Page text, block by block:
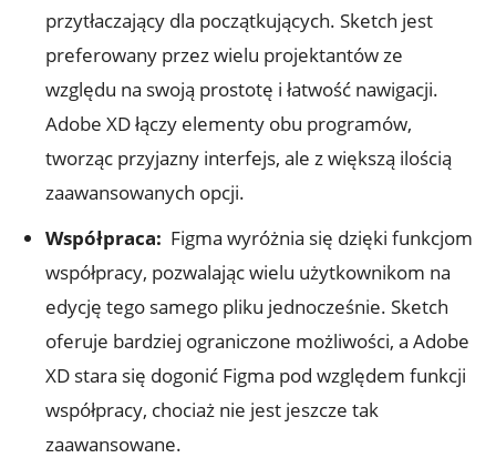
przytłaczający dla​ początkujących. Sketch ⁤jest
preferowany przez wielu​ projektantów ze
względu na swoją prostotę⁣ i łatwość nawigacji.
Adobe XD łączy elementy obu programów,⁤
tworząc przyjazny interfejs, ale z większą ilością
‌zaawansowanych‌ opcji.
Współpraca: ‌ Figma wyróżnia się dzięki‌ funkcjom
współpracy, pozwalając wielu ⁣użytkownikom na
⁤edycję ​tego⁣ samego pliku jednocześnie. ⁤Sketch
oferuje bardziej ograniczone⁤ możliwości, ​a ​Adobe
⁤XD ⁣stara ‌się dogonić Figma pod względem‍ funkcji
współpracy, chociaż nie jest jeszcze ⁣tak
zaawansowane.